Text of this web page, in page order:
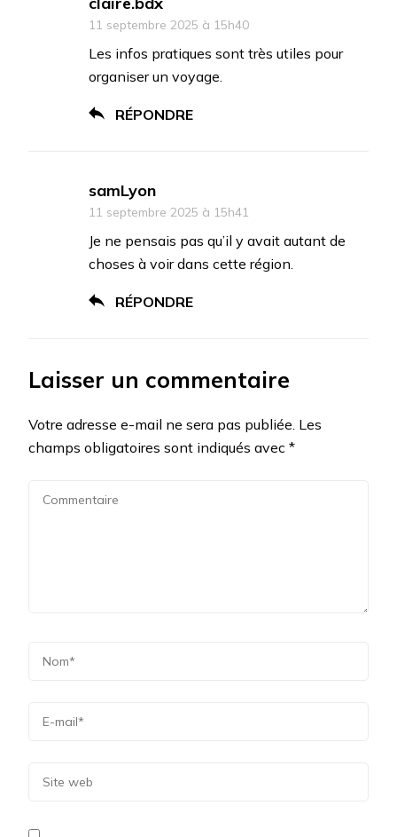
11 septembre 2025 à 15h40
Les infos pratiques sont très utiles pour
organiser un voyage.
RÉPONDRE
samLyon
11 septembre 2025 à 15h41
Je ne pensais pas qu’il y avait autant de
choses à voir dans cette région.
RÉPONDRE
Laisser un commentaire
Votre adresse e-mail ne sera pas publiée. Les
champs obligatoires sont indiqués avec *